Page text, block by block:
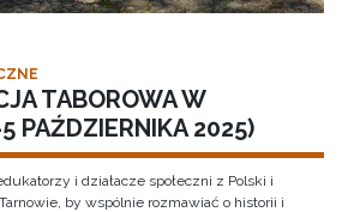
TABOROWA W
PAŹDZIERNIKA 2025)
i działacze społeczni z Polski i
by wspólnie rozmawiać o historii i